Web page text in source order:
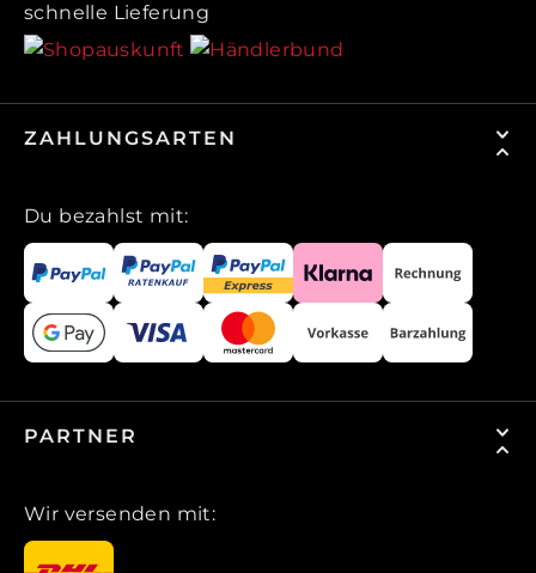
schnelle Lieferung
ZAHLUNGSARTEN
Du bezahlst mit:
PARTNER
Wir versenden mit: